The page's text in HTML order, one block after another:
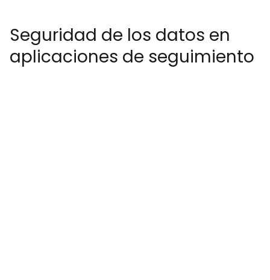
Seguridad de los datos en
aplicaciones de seguimiento